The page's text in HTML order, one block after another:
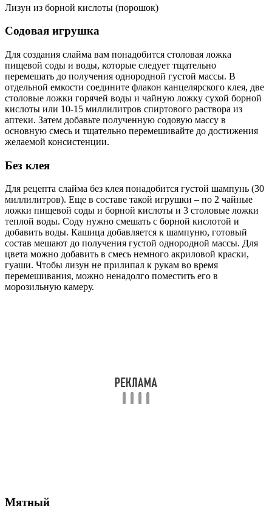
Лизун из борной кислоты (порошок)
Содовая игрушка
Для создания слайма вам понадобится столовая ложка
пищевой соды и воды, которые следует тщательно
перемешать до получения однородной густой массы. В
отдельной емкости соедините флакон канцелярского клея, две
столовые ложки горячей воды и чайную ложку сухой борной
кислоты или 10-15 миллилитров спиртового раствора из
аптеки. Затем добавьте полученную содовую массу в
основную смесь и тщательно перемешивайте до достижения
желаемой консистенции.
Без клея
Для рецепта слайма без клея понадобится густой шампунь (30
миллилитров). Еще в составе такой игрушки – по 2 чайные
ложки пищевой соды и борной кислоты и 3 столовые ложки
теплой воды. Соду нужно смешать с борной кислотой и
добавить воды. Кашица добавляется к шампуню, готовый
состав мешают до получения густой однородной массы. Для
цвета можно добавить в смесь немного акриловой краски,
гуаши. Чтобы лизун не прилипал к рукам во время
перемешивания, можно ненадолго поместить его в
морозильную камеру.
Мятный